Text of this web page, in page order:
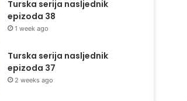
Turska serija nasljednik
epizoda 38
1 week ago
Turska serija nasljednik
epizoda 37
2 weeks ago